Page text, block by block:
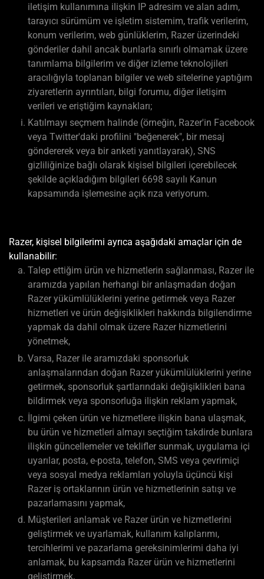
iletişim kullanımına ilişkin IP adresim ve alan adım,
tarayıcı sürümüm ve işletim sistemim, trafik verilerim,
konum verilerim, web günlüklerim, Razer üzerindeki
gönderiler dahil ancak bunlarla sınırlı olmamak üzere
tanımlama bilgilerim ve diğer izleme teknolojileri
aracılığıyla toplanan bilgiler ve web sitelerine yaptığım
ziyaretlerin ayrıntıları, bilgi forumu, diğer iletişim
verileri ve eriştiğim kaynakları;
Katılmayı seçmem halinde (örneğin, Razer'in Facebook
veya Twitter'daki profilini "beğenerek", bir mesaj
göndererek veya bir anketi yanıtlayarak), SNS
gizliliğinize bağlı olarak kişisel bilgileri içerebilecek
şekilde açıkladığım bilgileri 6698 sayılı Kanun
kapsamında işlemesine açık rıza veriyorum.
Razer, kişisel bilgilerimi ayrıca aşağıdaki amaçlar için de
kullanabilir:
Talep ettiğim ürün ve hizmetlerin sağlanması, Razer ile
aramızda yapılan herhangi bir anlaşmadan doğan
Razer yükümlülüklerini yerine getirmek veya Razer
hizmetleri ve ürün değişiklikleri hakkında bilgilendirme
yapmak da dahil olmak üzere Razer hizmetlerini
yönetmek,
Varsa, Razer ile aramızdaki sponsorluk
anlaşmalarından doğan Razer yükümlülüklerini yerine
getirmek, sponsorluk şartlarındaki değişiklikleri bana
bildirmek veya sponsorluğa ilişkin reklam yapmak,
İlgimi çeken ürün ve hizmetlere ilişkin bana ulaşmak,
bu ürün ve hizmetleri almayı seçtiğim takdirde bunlara
ilişkin güncellemeler ve teklifler sunmak, uygulama içi
uyarılar, posta, e-posta, telefon, SMS veya çevrimiçi
veya sosyal medya reklamları yoluyla üçüncü kişi
Razer iş ortaklarının ürün ve hizmetlerinin satışı ve
pazarlamasını yapmak,
Müşterileri anlamak ve Razer ürün ve hizmetlerini
geliştirmek ve uyarlamak, kullanım kalıplarımı,
tercihlerimi ve pazarlama gereksinimlerimi daha iyi
anlamak, bu kapsamda Razer ürün ve hizmetlerini
geliştirmek,